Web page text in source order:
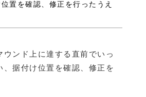
置を確認、修正を行ったうえ
ンド上に達する直前でいっ
据付け位置を確認、修正を